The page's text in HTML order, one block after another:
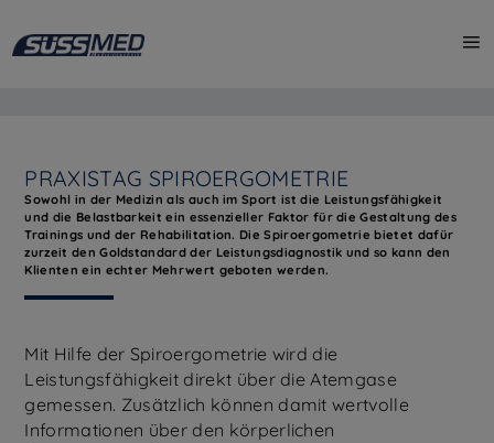
PRAXISTAG SPIROERGOMETRIE
Sowohl in der Medizin als auch im Sport ist die Leistungsfähigkeit
und die Belastbarkeit ein essenzieller Faktor für die Gestaltung des
Trainings und der Rehabilitation. Die Spiroergometrie bietet dafür
zurzeit den Goldstandard der Leistungsdiagnostik und so kann den
Klienten ein echter Mehrwert geboten werden.
Mit Hilfe der Spiroergometrie wird die
Leistungsfähigkeit direkt über die Atemgase
gemessen. Zusätzlich können damit wertvolle
Informationen über den körperlichen